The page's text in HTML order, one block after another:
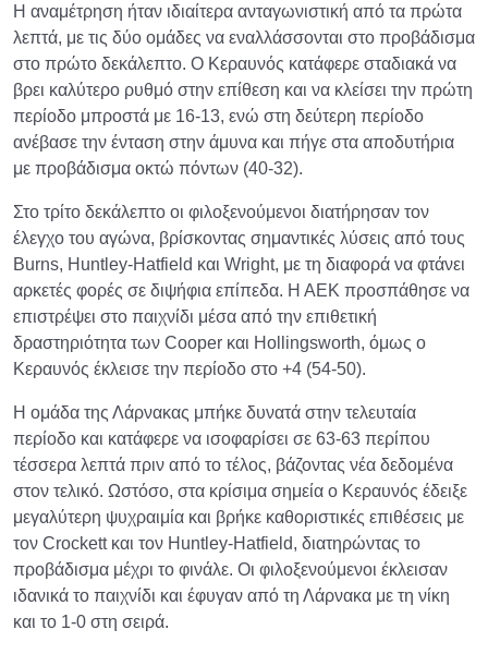
Η αναμέτρηση ήταν ιδιαίτερα ανταγωνιστική από τα πρώτα
λεπτά, με τις δύο ομάδες να εναλλάσσονται στο προβάδισμα
στο πρώτο δεκάλεπτο. Ο Κεραυνός κατάφερε σταδιακά να
βρει καλύτερο ρυθμό στην επίθεση και να κλείσει την πρώτη
περίοδο μπροστά με 16-13, ενώ στη δεύτερη περίοδο
ανέβασε την ένταση στην άμυνα και πήγε στα αποδυτήρια
με προβάδισμα οκτώ πόντων (40-32).
Στο τρίτο δεκάλεπτο οι φιλοξενούμενοι διατήρησαν τον
έλεγχο του αγώνα, βρίσκοντας σημαντικές λύσεις από τους
Burns, Huntley-Hatfield και Wright, με τη διαφορά να φτάνει
αρκετές φορές σε διψήφια επίπεδα. Η ΑΕΚ προσπάθησε να
επιστρέψει στο παιχνίδι μέσα από την επιθετική
δραστηριότητα των Cooper και Hollingsworth, όμως ο
Κεραυνός έκλεισε την περίοδο στο +4 (54-50).
Η ομάδα της Λάρνακας μπήκε δυνατά στην τελευταία
περίοδο και κατάφερε να ισοφαρίσει σε 63-63 περίπου
τέσσερα λεπτά πριν από το τέλος, βάζοντας νέα δεδομένα
στον τελικό. Ωστόσο, στα κρίσιμα σημεία ο Κεραυνός έδειξε
μεγαλύτερη ψυχραιμία και βρήκε καθοριστικές επιθέσεις με
τον Crockett και τον Huntley-Hatfield, διατηρώντας το
προβάδισμα μέχρι το φινάλε. Οι φιλοξενούμενοι έκλεισαν
ιδανικά το παιχνίδι και έφυγαν από τη Λάρνακα με τη νίκη
και το 1-0 στη σειρά.